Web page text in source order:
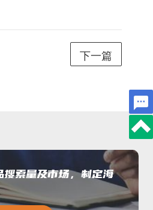
下一篇
搜索量及市场，制定海